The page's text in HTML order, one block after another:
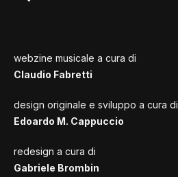
webzine musicale a cura di
Claudio Fabretti
design originale e sviluppo a cura di
Edoardo M. Cappuccio
redesign a cura di
Gabriele Brombin